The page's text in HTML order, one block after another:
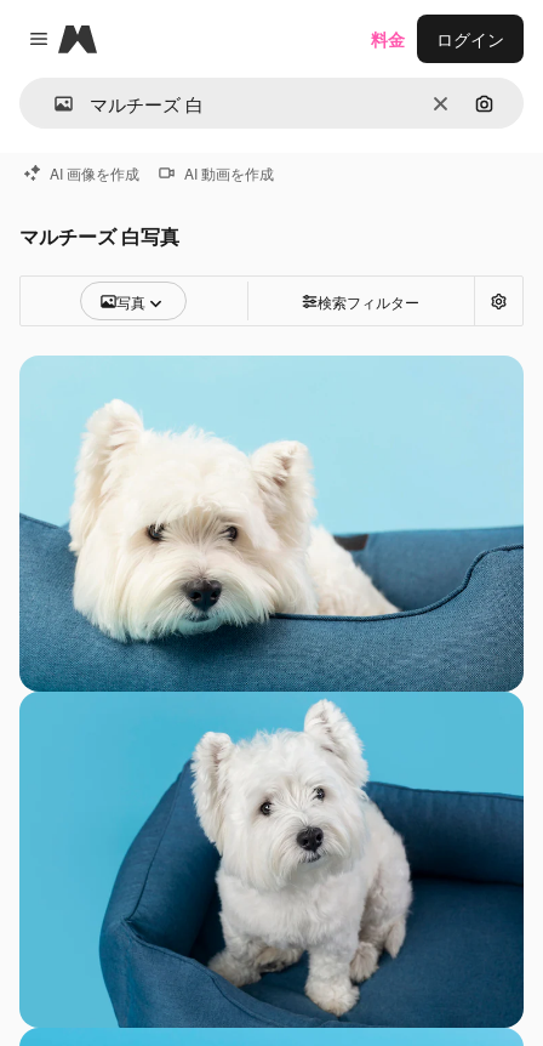
Close menu
Magnific
消去 画像で
料金 ログイン
AI 画像を作成 AI 動画を作成
マルチーズ 白写真
写真 検索フィルター